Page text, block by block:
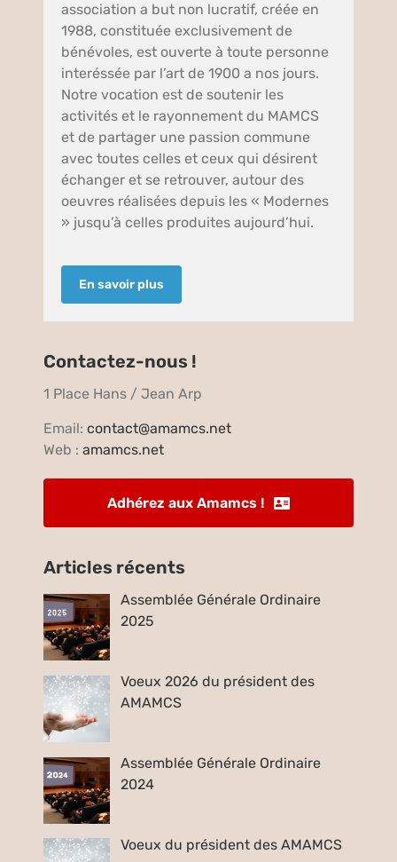
association a but non lucratif, créée en
1988, constituée exclusivement de
bénévoles, est ouverte à toute personne
interéssée par l’art de 1900 a nos jours.
Notre vocation est de soutenir les
activités et le rayonnement du MAMCS
et de partager une passion commune
avec toutes celles et ceux qui désirent
échanger et se retrouver, autour des
oeuvres réalisées depuis les « Modernes
» jusqu’à celles produites aujourd’hui.
En savoir plus
Contactez-nous !
1 Place Hans / Jean Arp
Email:contact@amamcs.net
Web :amamcs.net
Adhérez aux Amamcs !
Articles récents
Assemblée Générale Ordinaire
2025
Voeux 2026 du président des
AMAMCS
Assemblée Générale Ordinaire
2024
Voeux du président des AMAMCS